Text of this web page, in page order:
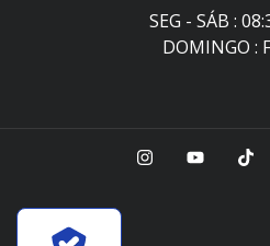
SEG - SÁB :
DOMINGO :